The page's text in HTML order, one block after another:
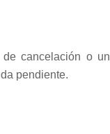
cancelación o un
pendiente.